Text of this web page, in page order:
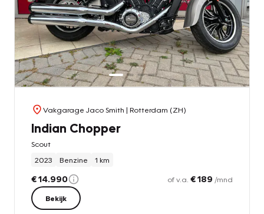
Vakgarage Jaco Smith | Rotterdam (ZH)
Indian Chopper
Scout
2023
Benzine 1 km
€ 14.990 of v.a. € 189 /mnd
Bekijk